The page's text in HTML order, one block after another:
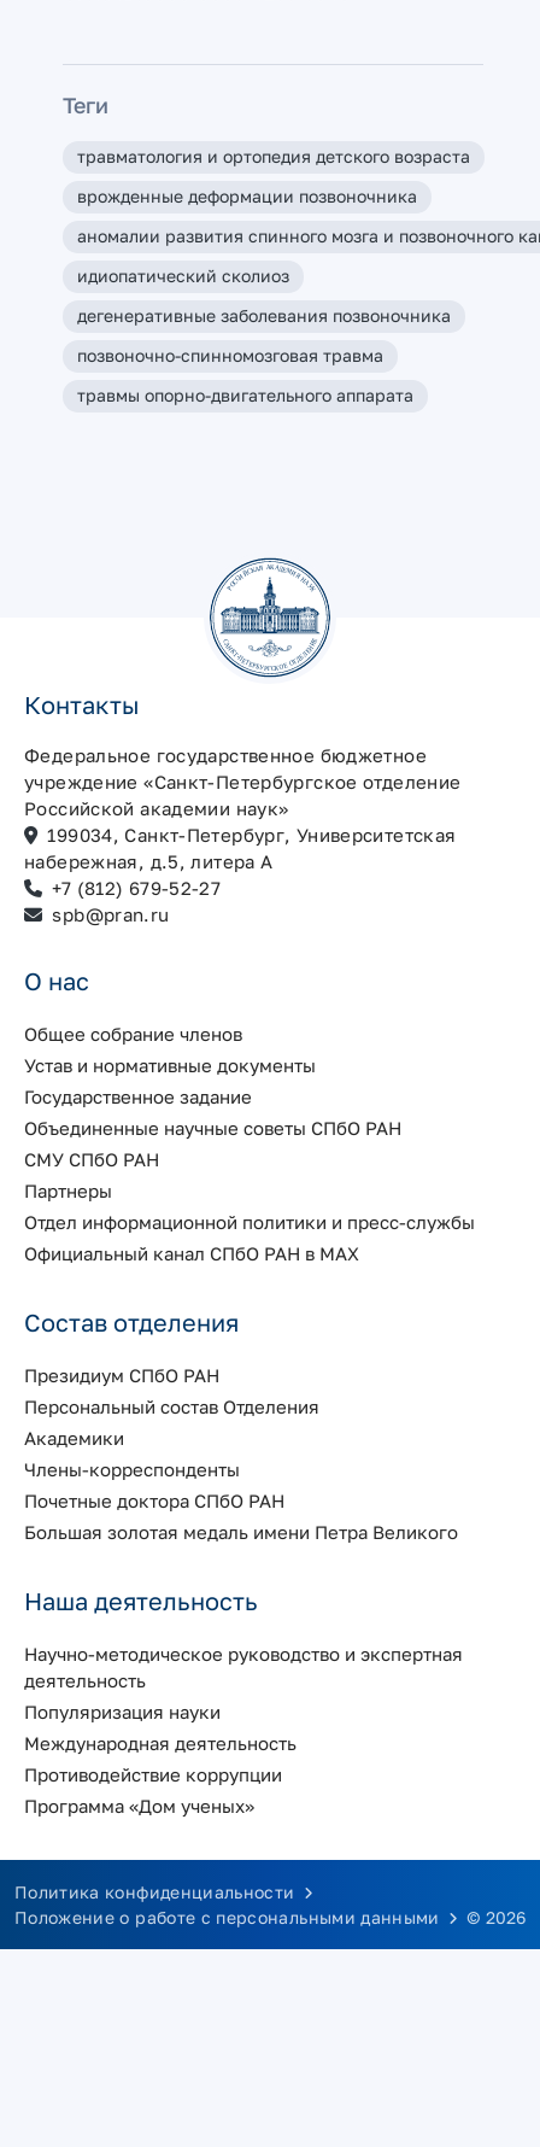
Теги
травматология и ортопедия детского возраста
врожденные деформации позвоночника
аномалии развития спинного мозга и позвоночного
идиопатический сколиоз
дегенеративные заболевания позвоночника
позвоночно-спинномозговая травма
травмы опорно-двигательного аппарата
Контакты
Федеральное государственное бюджетное
учреждение «Санкт-Петербургское отделение
Российской академии наук»
199034, Санкт-Петербург, Университетская
набережная, д.5, литера А
+7 (812) 679-52-27
spb@pran.ru
О нас
Общее собрание членов
Устав и нормативные документы
Государственное задание
Объединенные научные советы СПбО РАН
СМУ СПбО РАН
Партнеры
Отдел информационной политики и пресс-службы
Официальный канал СПбО РАН в MAX
Состав отделения
Президиум СПбО РАН
Персональный состав Отделения
Академики
Члены-корреспонденты
Почетные доктора СПбО РАН
Большая золотая медаль имени Петра Великого
Наша деятельность
Научно-методическое руководство и экспертная
деятельность
Популяризация науки
Международная деятельность
Противодействие коррупции
Программа «Дом ученых»
Политика конфиденциальности
Положение о работе с персональными данными
© 2026